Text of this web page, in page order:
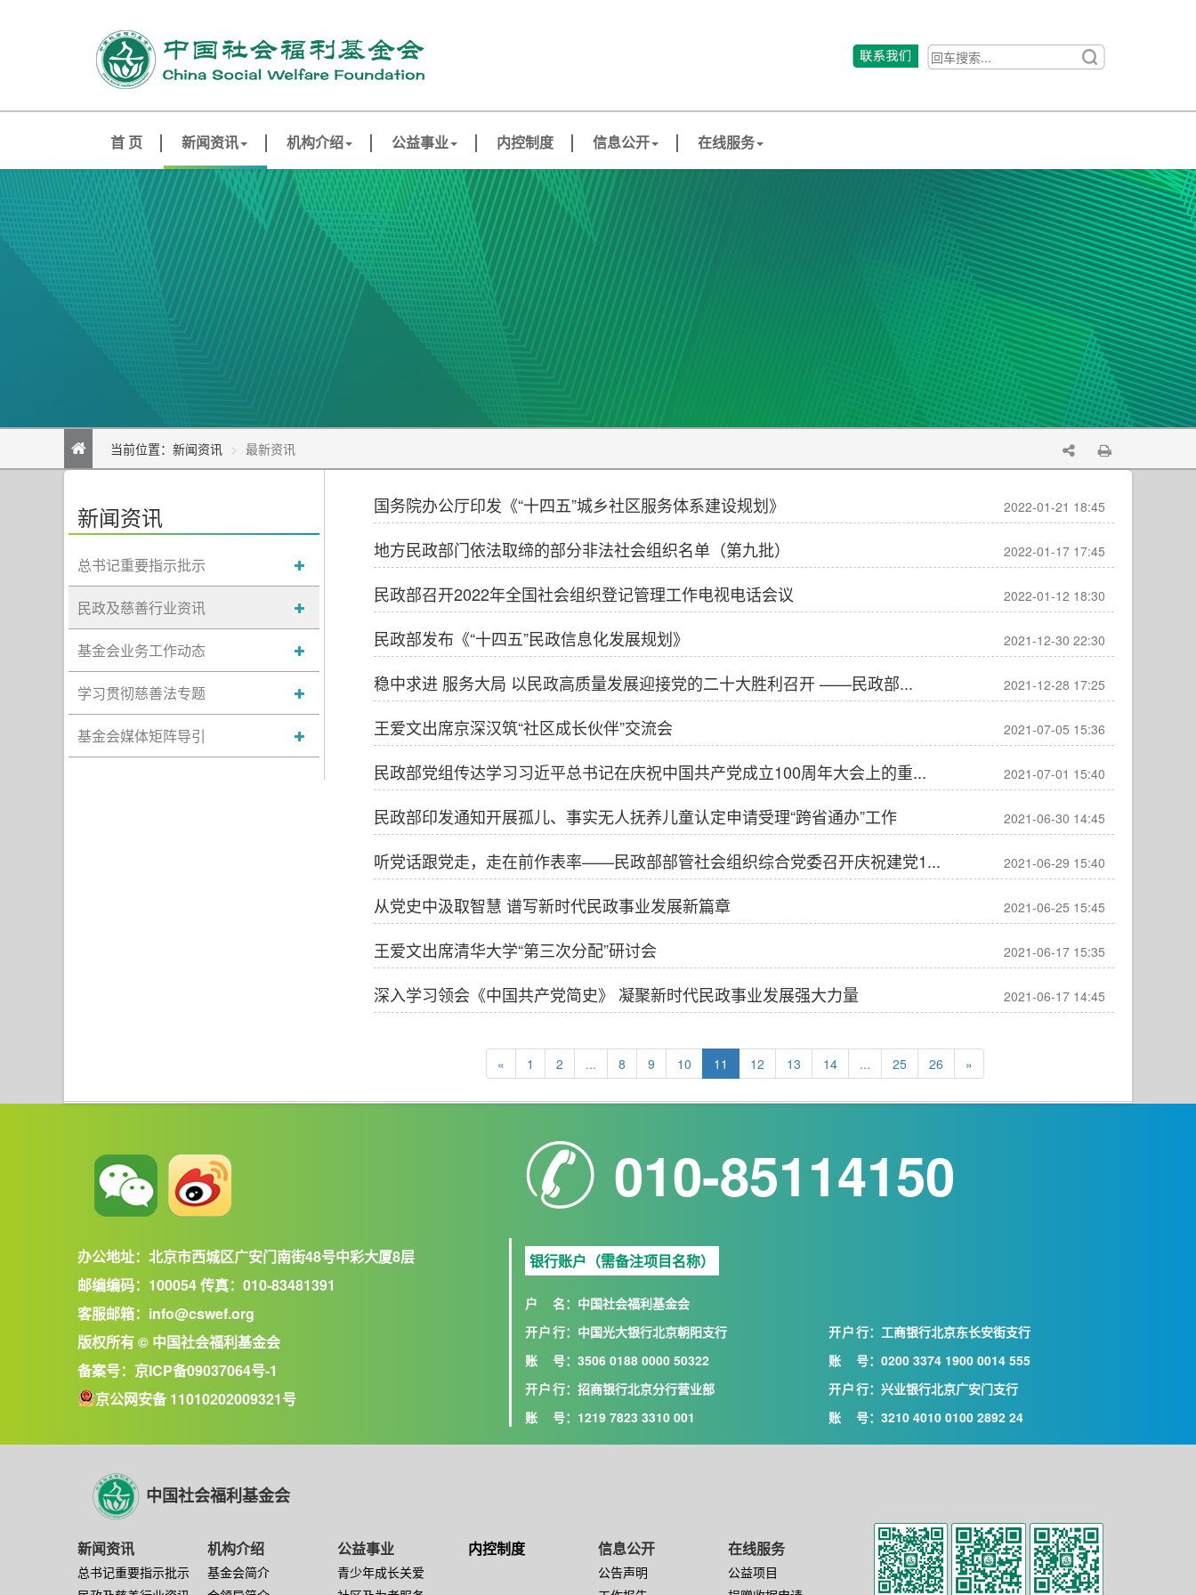
首 页 新闻资讯 机构介绍 公益事业 内控制度 信息公开 在线服务
当前位置： 新闻资讯 最新资讯
新闻资讯
总书记重要指示批示
民政及慈善行业资讯
基金会业务工作动态
学习贯彻慈善法专题
基金会媒体矩阵导引
2022-01-21 18:45
国务院办公厅印发《“十四五”城乡社区服务体系建设规划》
2022-01-17 17:45
地方民政部门依法取缔的部分非法社会组织名单（第九批）
2022-01-12 18:30
民政部召开2022年全国社会组织登记管理工作电视电话会议
2021-12-30 22:30
民政部发布《“十四五”民政信息化发展规划》
2021-12-28 17:25
稳中求进 服务大局 以民政高质量发展迎接党的二十大胜利召开 ——民政部...
2021-07-05 15:36
王爱文出席京深汉筑“社区成长伙伴”交流会
2021-07-01 15:40
民政部党组传达学习习近平总书记在庆祝中国共产党成立100周年大会上的重...
2021-06-30 14:45
民政部印发通知开展孤儿、事实无人抚养儿童认定申请受理“跨省通办”工作
2021-06-29 15:40
听党话跟党走，走在前作表率——民政部部管社会组织综合党委召开庆祝建党1...
2021-06-25 15:45
从党史中汲取智慧 谱写新时代民政事业发展新篇章
2021-06-17 15:35
王爱文出席清华大学“第三次分配”研讨会
2021-06-17 14:45
深入学习领会《中国共产党简史》 凝聚新时代民政事业发展强大力量
« 1 2 ... 8 9 10 11 12 13 14 ... 25 26 »
010-85114150
办公地址：北京市西城区广安门南街48号中彩大厦8层
邮编编码：100054 传真：010-83481391
客服邮箱：info@cswef.org
版权所有 © 中国社会福利基金会
备案号： 京ICP备09037064号-1
京公网安备 11010202009321号
银行账户（需备注项目名称）
户名：中国社会福利基金会
开户行：中国光大银行北京朝阳支行
账号：3506 0188 0000 50322
开户行：招商银行北京分行营业部
账号：1219 7823 3310 001
开户行：工商银行北京东长安街支行
账号：0200 3374 1900 0014 555
开户行：兴业银行北京广安门支行
账号：3210 4010 0100 2892 24
中国社会福利基金会
新闻资讯
总书记重要指示批示
机构介绍
基金会简介
公益事业
青少年成长关爱
内控制度 信息公开
公告声明
在线服务
公益项目